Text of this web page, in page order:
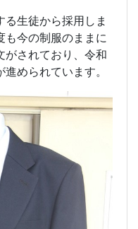
生徒から採用しま
も今の制服のままに
がされており、令和
められています。